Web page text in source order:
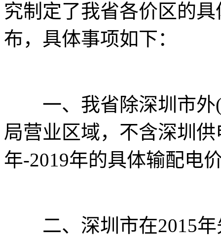
究制定了我省各价区的
布，具体事项如下：
一、我省除深圳市外(
局营业区域，不含深圳
年-2019年的具体输配电
二、深圳市在2015年